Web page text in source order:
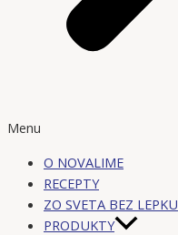
Menu
O NOVALIME
RECEPTY
ZO SVETA BEZ LEPKU
PRODUKTY